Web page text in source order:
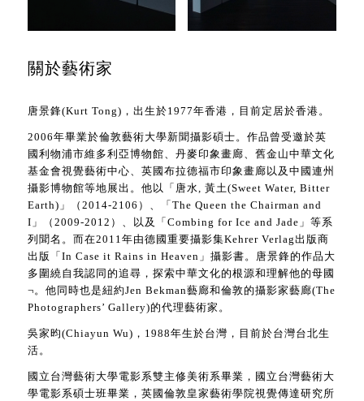
關於藝術家
唐景鋒(Kurt Tong)，出生於1977年香港，目前定居於香港。
2006年畢業於倫敦藝術大學新聞攝影碩士。作品曾受邀於英
國利物浦市維多利亞博物館、丹麥印象畫廊、舊金山中華文化
基金會視覺藝術中心、英國布拉德福市印象畫廊以及中國連州
攝影博物館等地展出。他以「唐水, 黃土(Sweet Water, Bitter
Earth)」（2014-2106）、「The Queen the Chairman and
I」（2009-2012）、以及「Combing for Ice and Jade」等系
列聞名。而在2011年由德國重要攝影集Kehrer Verlag出版商
出版「In Case it Rains in Heaven」攝影書。唐景鋒的作品大
多圍繞自我認同的追尋，探索中華文化的根源和理解他的母國
¬。他同時也是紐約Jen Bekman藝廊和倫敦的攝影家藝廊(The
Photographers’ Gallery)的代理藝術家。
吳家昀(Chiayun Wu)，1988年生於台灣，目前於台灣台北生
活。
國立台灣藝術大學電影系雙主修美術系畢業，國立台灣藝術大
學電影系碩士班畢業，英國倫敦皇家藝術學院視覺傳達研究所